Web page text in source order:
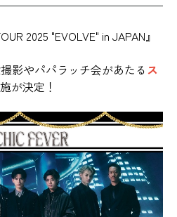
2025 "EVOLVE" in JAPAN』
影やパパラッチ会があたるス
が決定！